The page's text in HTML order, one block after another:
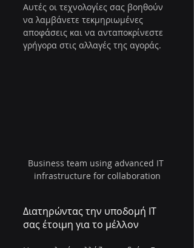
Αυτές οι τεχνολογίες σας βοηθούν
να λαμβάνετε τεκμηριωμένες
αποφάσεις και να ανταποκρίνεστε
γρήγορα στις αλλαγές της αγοράς.
Business team using advanced IT
infrastructure for collaboration
Διατηρώντας την υποδομή IT
σας έτοιμη για το μέλλον